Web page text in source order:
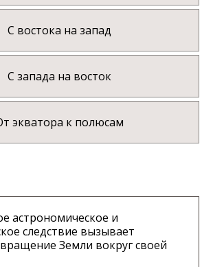
С востока на запад
С запада на восток
экватора к полюсам
астрономическое и
следствие вызывает
Земли вокруг своей